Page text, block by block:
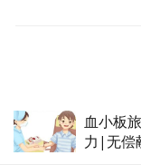
中国脐
份，覆